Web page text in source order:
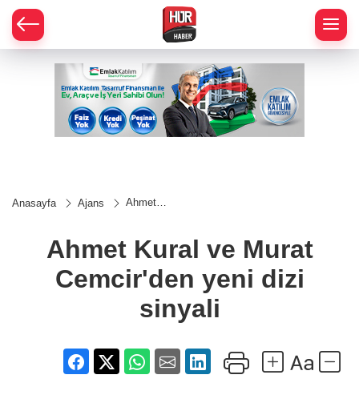
Anasayfa Ajans
Ahmet
Cemcir'den
yeni dizi
Ahmet Kural ve Murat
Cemcir'den yeni dizi
sinyali